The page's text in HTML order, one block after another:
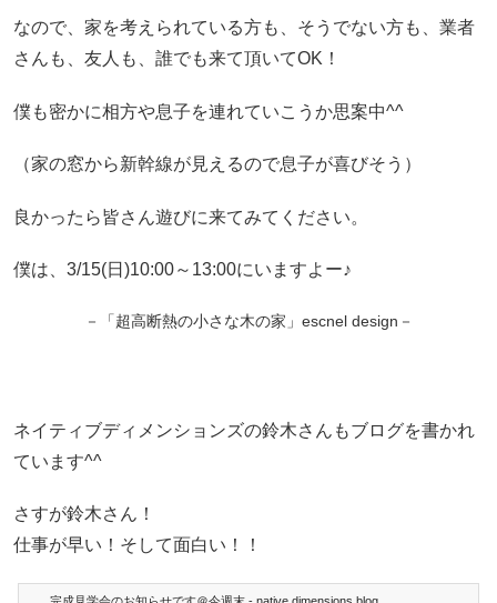
なので、家を考えられている方も、そうでない方も、業者
さんも、友人も、誰でも来て頂いてOK！
僕も密かに相方や息子を連れていこうか思案中^^
（家の窓から新幹線が見えるので息子が喜びそう）
良かったら皆さん遊びに来てみてください。
僕は、3/15(日)10:00～13:00にいますよー♪
－「超高断熱の小さな木の家」escnel design－
ネイティブディメンションズの鈴木さんもブログを書かれ
ています^^
さすが鈴木さん！
仕事が早い！そして面白い！！